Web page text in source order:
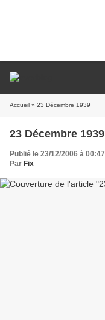
Accueil » 23 Décembre 1939
23 Décembre 1939
Publié le 23/12/2006 à 00:47
Par Fix